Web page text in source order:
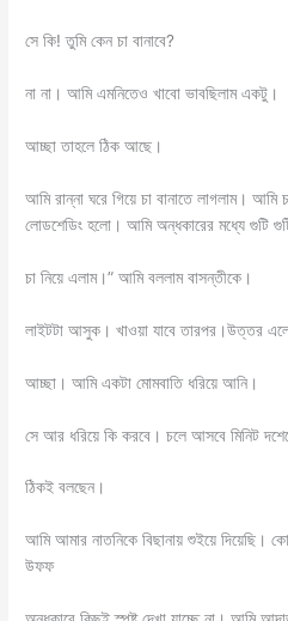
সে কি! তুমি কেন চা বানাবে?
না না। আমি এমনিতেও খাবো ভাবছিলাম একটু।
আচ্ছা তাহলে ঠিক আছে।
আমি রান্না ঘরে গিয়ে চা বানাতে লাগলাম। আমি
লোডশেডিং হলো। আমি অন্ধকারের মধ্যে গুটি
চা নিয়ে এলাম।” আমি বললাম বাসন্তীকে।
লাইটটা আসুক। খাওয়া যাবে তারপর।উত্তর
আচ্ছা। আমি একটা মোমবাতি ধরিয়ে আনি।
সে আর ধরিয়ে কি করবে। চলে আসবে মিনিট
ঠিকই বলছেন।
আমি আমার নাতনিকে বিছানায় শুইয়ে দিয়েছি।
উফফ